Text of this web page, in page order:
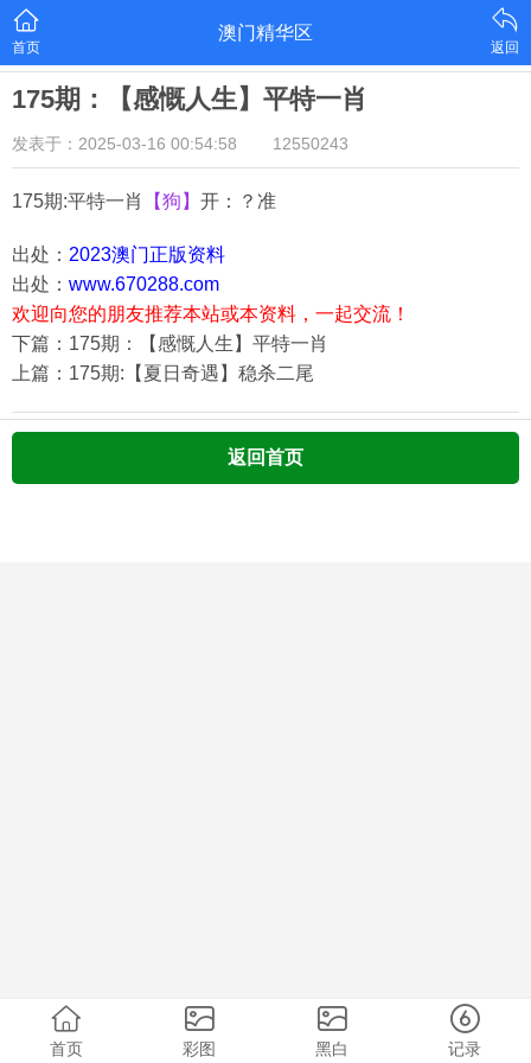
首页
澳门精华区
返回
175期：【感慨人生】平特一肖
发表于：2025-03-16 00:54:58 12550243
175期:平特一肖 【狗】 开：？准
出处： 2023澳门正版资料
出处： www.670288.com
欢迎向您的朋友推荐本站或本资料，一起交流！
下篇：175期：【感慨人生】平特一肖
上篇：175期:【夏日奇遇】稳杀二尾
返回首页
首页 彩图 黑白 记录